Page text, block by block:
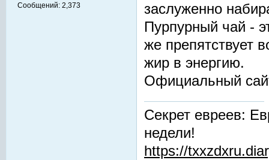
Сообщений: 2,373
заслуженно
Пурпурный чай -
же препятствует
жир в энергию.
Официальный
Секрет евреев:
недели!
https://